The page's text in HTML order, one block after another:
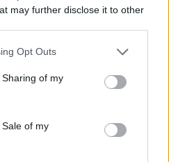
may further disclose it to other
app uses one or more Google
behaviour. You may click to
and its third-party tags to
purposes in below Google
Opt Outs
of my
of my